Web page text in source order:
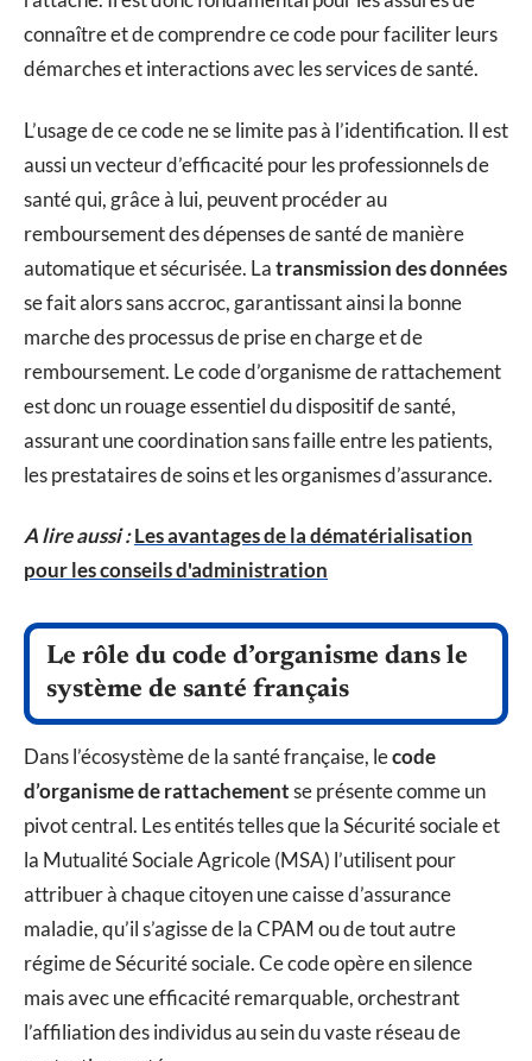
connaître et de comprendre ce code pour faciliter leurs
démarches et interactions avec les services de santé.
L’usage de ce code ne se limite pas à l’identification. Il est
aussi un vecteur d’efficacité pour les professionnels de
santé qui, grâce à lui, peuvent procéder au
remboursement des dépenses de santé de manière
automatique et sécurisée. Latransmission des données
se fait alors sans accroc, garantissant ainsi la bonne
marche des processus de prise en charge et de
remboursement. Le code d’organisme de rattachement
est donc un rouage essentiel du dispositif de santé,
assurant une coordination sans faille entre les patients,
les prestataires de soins et les organismes d’assurance.
A lire aussi :Les avantages de la dématérialisation
pour les conseils d'administration
Le rôle du code d’organisme dans le
système de santé français
Dans l’écosystème de la santé française, lecode
d’organisme de rattachementse présente comme un
pivot central. Les entités telles que la Sécurité sociale et
la Mutualité Sociale Agricole (MSA) l’utilisent pour
attribuer à chaque citoyen une caisse d’assurance
maladie, qu’il s’agisse de la CPAM ou de tout autre
régime de Sécurité sociale. Ce code opère en silence
mais avec une efficacité remarquable, orchestrant
l’affiliation des individus au sein du vaste réseau de